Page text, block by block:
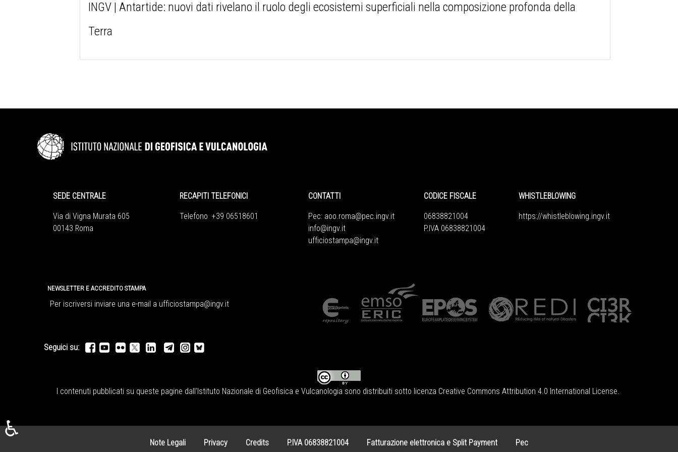
INGV | Antartide: nuovi dati rivelano il ruolo degli ecosistemi superficiali nella composizione profonda della
Terra
SEDE CENTRALE
Via di Vigna Murata 605
00143 Roma
RECAPITI TELEFONICI
Telefono +39 06518601
CONTATTI
Pec: aoo.roma@pec.ingv.it
info@ingv.it
ufficiostampa@ingv.it
CODICE FISCALE
06838821004
P.IVA 06838821004
WHISTLEBLOWING
https://whistleblowing.ingv. it
NEWSLETTER E ACCREDITO STAMPA
Per iscriversi inviare una e-mail a ufficiostampa@ingv.it
Seguici su:
I contenuti pubblicati su queste pagine dall'Istituto Nazionale di Geofisica e Vulcanologia sono distribuiti sotto licenza Creative Commons Attribution 4.0 International License
Note Legali Privacy Credits P.IVA 06838821004 Fatturazione elettronica e Split Payment Pec